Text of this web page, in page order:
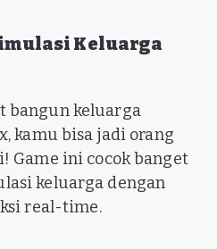
Keluarga
bangun keluarga
kamu bisa jadi orang
Game ini cocok banget
keluarga dengan
real-time.